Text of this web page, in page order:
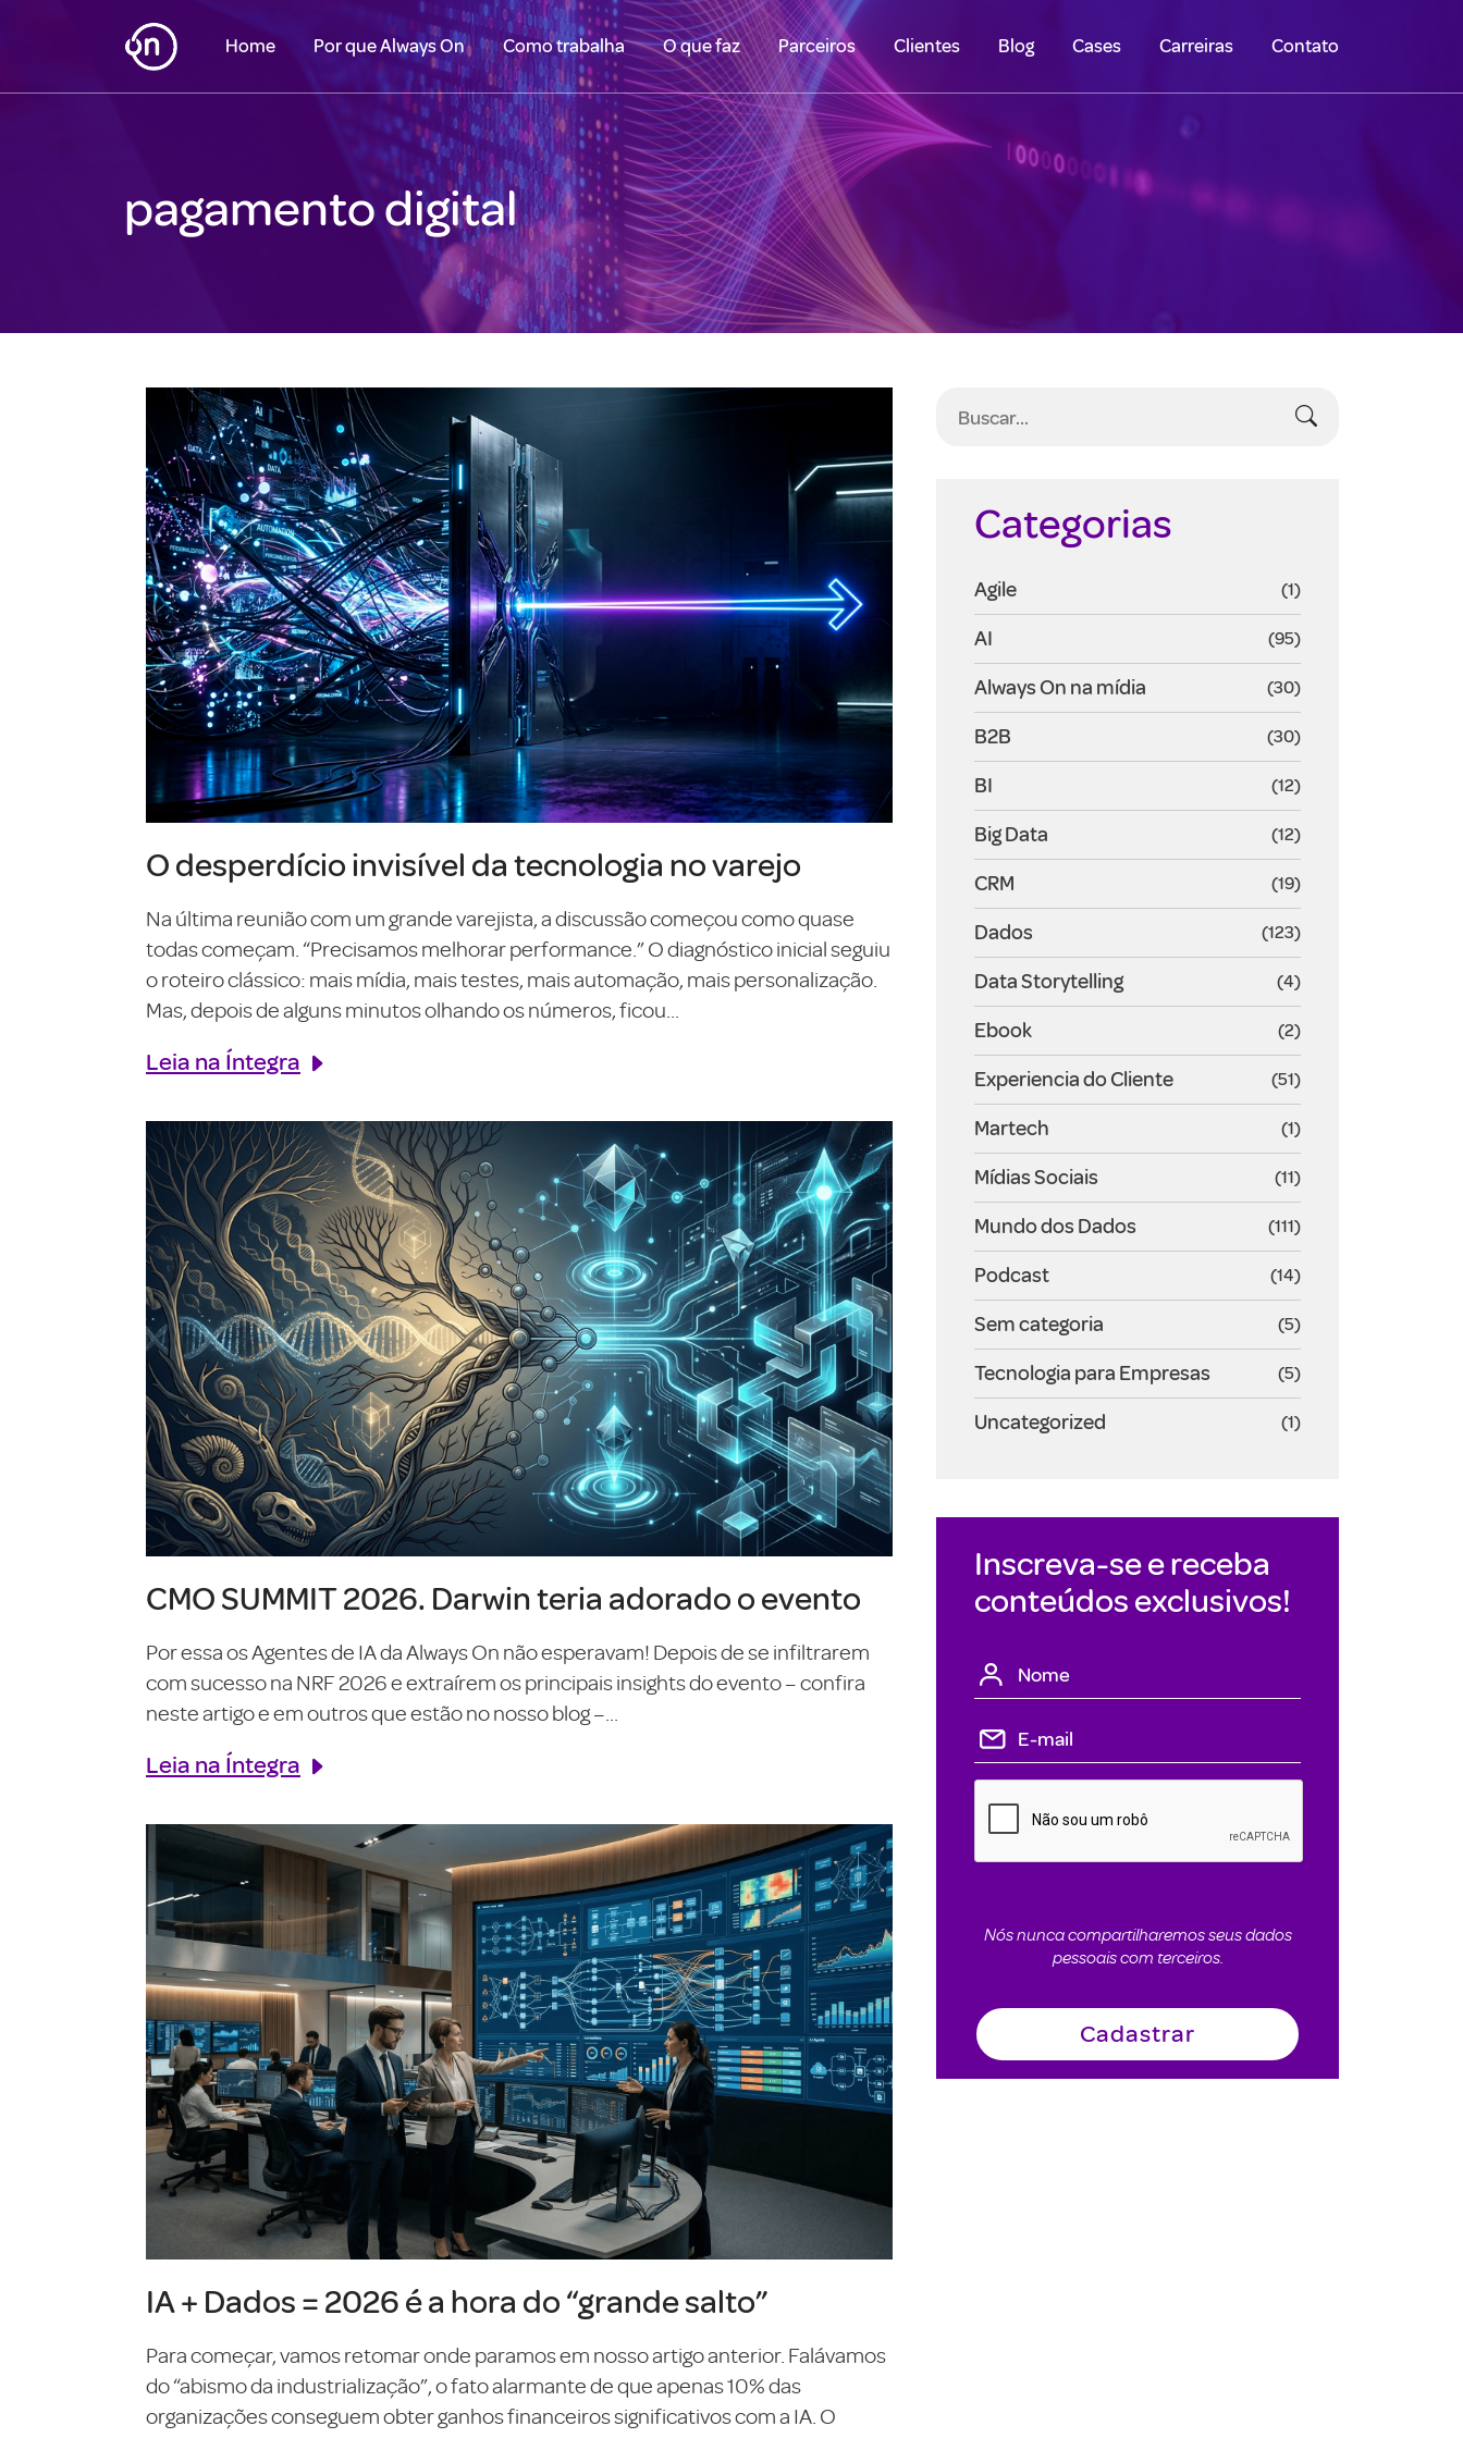
Home Por que Always On Como trabalha O que faz Parceiros Clientes Blog Cases Carreiras Contato
pagamento digital
O desperdício invisível da tecnologia no varejo
Na última reunião com um grande varejista, a discussão começou como quase
todas começam. “Precisamos melhorar performance.” O diagnóstico inicial seguiu
o roteiro clássico: mais mídia, mais testes, mais automação, mais personalização.
Mas, depois de alguns minutos olhando os números, ficou...
Leia na Íntegra
CMO SUMMIT 2026. Darwin teria adorado o evento
Por essa os Agentes de IA da Always On não esperavam! Depois de se infiltrarem
com sucesso na NRF 2026 e extraírem os principais insights do evento – confira
neste artigo e em outros que estão no nosso blog –...
Leia na Íntegra
IA + Dados = 2026 é a hora do “grande salto”
Para começar, vamos retomar onde paramos em nosso artigo anterior. Falávamos
do “abismo da industrialização”, o fato alarmante de que apenas 10% das
organizações conseguem obter ganhos financeiros significativos com a IA. O
Categorias
Agile (1)
AI (95)
Always On na mídia (30)
B2B (30)
BI (12)
Big Data (12)
CRM (19)
Dados (123)
Data Storytelling (4)
Ebook (2)
Experiencia do Cliente (51)
Martech (1)
Mídias Sociais (11)
Mundo dos Dados (111)
Podcast (14)
Sem categoria (5)
Tecnologia para Empresas (5)
Uncategorized (1)
Inscreva-se e receba
conteúdos exclusivos!
Nós nunca compartilharemos seus dados
pessoais com terceiros.